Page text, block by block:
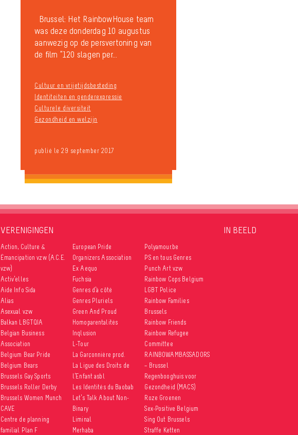
Brussel: Het RainbowHouse team
was deze donderdag 10 augustus
aanwezig op de persvertoning van
de film “120 slagen per...
Cultuur en vrijetijdsbesteding
Identiteiten en genderexpressie
Culturele diversiteit
Gezondheid en welzijn
publié le 29 september 2017
VERENIGINGEN
Action, Culture &
Émancipation vzw (A.C.E.
vzw)
Activ’elles
Aide Info Sida
Alias
Asexual vzw
Balkan LBGTQIA
Belgian Business
Association
Belgium Bear Pride
Belgium Bears
Brussels Gay Sports
Brussels Roller Derby
Brussels Women Munch
CAVE
Centre de planning
familial Plan F
European Pride
Organizers Association
Ex Aequo
Fuchsia
Genres d’à côté
Genres Pluriels
Green And Proud
Homoparentalités
Inqlusion
L-Tour
La Garçonnière prod.
La Ligue des Droits de
l’Enfant asbl
Les Identités du Baobab
Let’s Talk About Non-
Binary
Liminal
Merhaba
Polyamour.be
PS en tous Genres
Punch Art vzw
Rainbow Cops Belgium
LGBT Police
Rainbow Families
Brussels
Rainbow Friends
Rainbow Refugee
Committee
RAINBOWAMBASSADORS
– Brussel
Regenbooghuis voor
Gezondheid (MACS)
Roze Groenen
Sex-Positive Belgium
Sing Out Brussels
Straffe Ketten
IN BEELD